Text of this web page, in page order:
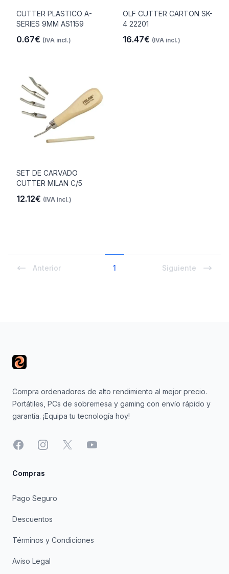
CUTTER PLASTICO A-
SERIES 9MM AS1159
0.67€ (IVA incl.)
OLF CUTTER CARTON SK-
4 22201
16.47€ (IVA incl.)
SET DE CARVADO
CUTTER MILAN C/5
12.12€ (IVA incl.)
Anterior 1 Siguiente
Compra ordenadores de alto rendimiento al mejor precio.
Portátiles, PCs de sobremesa y gaming con envío rápido y
garantía. ¡Equipa tu tecnología hoy!
FacebookInstagram
X YouTube
Compras
Pago Seguro
Descuentos
Términos y Condiciones
Aviso Legal